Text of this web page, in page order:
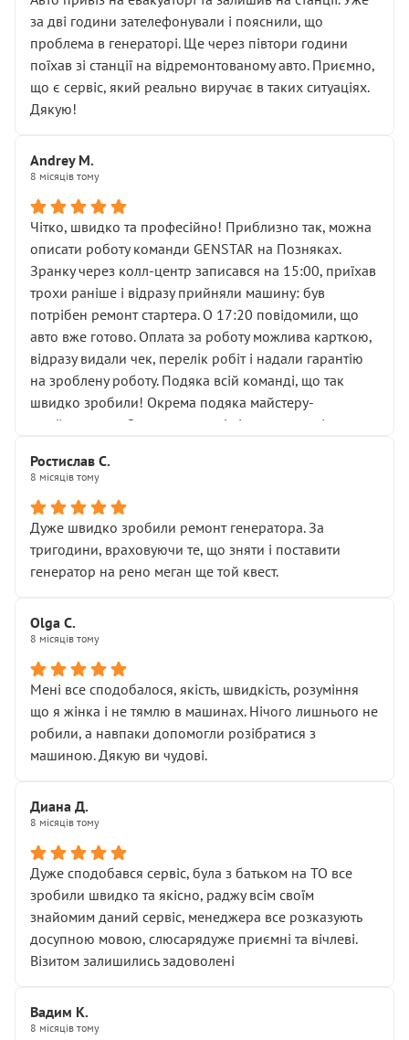
чіткого пояснення
( ну все зняли та доробили) дякую!
Окремий момент, який виглядає абсурдно:
мені заявили, що бачок гальмівної рідини потрібно
міняти разом із головним гальмівним циліндром у
Для людини, яка хоча б трохи розуміється на техніці,
це звучить як мінімум непрофесійно, а як максимум —
спроба продати дорогий вузол замість елементарних
ущільнювачів.
Що прикро — це не перший мій візит. Раніше міняв у
вас стартер, і тоді сервіс наче справив хороше
враження. Але згодом знайшов декілька гайок під
лобовим склом. Мені пояснили, що це “старі гайки, які
відкручували”, і попросили не хвилюватися. ( надіюсь
новий власник, не застяг в полі))
Але після нинішнього візиту такі дрібниці вже не
здаються дрібницями.
Я — клієнт, який працює на довірі, і саме її цей сервіс
Хотілося б більше:
• належної уваги до авто
• прозорості в роботах і рахунках
• реальної діагностики, а не формального
“подивились і поїхав”
На жаль, складається враження, що сервіс працює не
Стосовно комунікації - все добре
за дві години зателефонували і пояснили, що
проблема в генераторі. Ще через півтори години
поїхав зі станції на відремонтованому авто. Приємно,
що є сервіс, який реально виручає в таких ситуаціях.
Дякую!
Andrey M.
8 місяців тому
Чітко, швидко та професійно! Приблизно так, можна
описати роботу команди GENSTAR на Позняках.
Зранку через колл-центр записався на 15:00, приїхав
трохи раніше і відразу прийняли машину: був
потрібен ремонт стартера. О 17:20 повідомили, що
авто вже готово. Оплата за роботу можлива карткою,
відразу видали чек, перелік робіт і надали гарантію
на зроблену роботу. Подяка всій команді, що так
швидко зробили! Окрема подяка майстеру-
приймальнику Олександру: всі чітко та по суті.
звертатися до цього автосервісу.
Ростислав С.
8 місяців тому
Дуже швидко зробили ремонт генератора. За
тригодини, враховуючи те, що зняти і поставити
генератор на рено меган ще той квест.
Olga С.
8 місяців тому
Мені все сподобалося, якість, швидкість, розуміння
що я жінка і не тямлю в машинах. Нічого лишнього не
робили, а навпаки допомогли розібратися з
машиною. Дякую ви чудові.
Диана Д.
8 місяців тому
Дуже сподобався сервіс, була з батьком на ТО все
зробили швидко та якісно, раджу всім своїм
знайомим даний сервіс, менеджера все розказують
досупною мовою, слюсарядуже приємні та вічлеві.
Візитом залишились задоволені
Вадим К.
8 місяців тому